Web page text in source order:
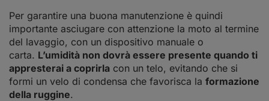
Per garantire una buona manutenzione è quindi
importante asciugare con attenzione la moto al termine
del lavaggio, con un dispositivo manuale o
carta. L’umidità non dovrà essere presente quando ti
appresterai a coprirla con un telo, evitando che si
formi un velo di condensa che favorisca la formazione
della ruggine.